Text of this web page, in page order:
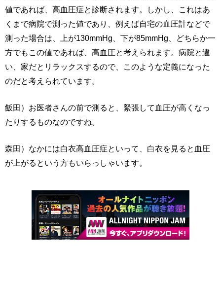
値であれば、高血圧症と診断されます。しかし、これはあ
くまで病院で測った値であり、例えば自宅の血圧計などで
測った場合は、上が130mmHg、下が85mmHg、どちらか一
方でもこの値であれば、高血圧と考えられます。病院と違
い、家だとリラックスするので、このような定義になった
のだと考えられています。
飯田）お医者さんの前で測ると、緊張して血圧が高くなっ
たりするものなのですね。
森田）なかには白衣高血圧症といって、白衣を見ると血圧
が上がるという方もいらっしゃいます。